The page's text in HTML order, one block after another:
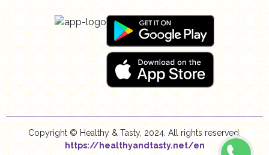
Copyright © Healthy & Tasty, 2024. All rights reserved.
https://healthyandtasty.net/en